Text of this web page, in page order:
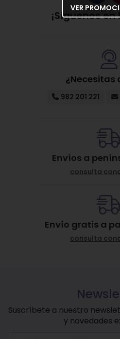
¡Síguenos
¿Necesitas
982 201 221
Envíos a
consulta
Envío gratis a
consulta
Suscríbete a nuestro
y novedades
VER